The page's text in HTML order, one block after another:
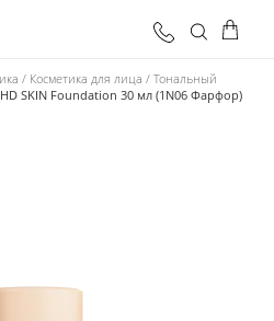
Косметика для лица
Тональный
SKIN Foundation 30 мл (1N06 Фарфор)